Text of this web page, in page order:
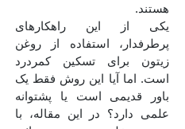
هستند.
یکی از این راهکارهای
پرطرفدار، استفاده از روغن
زیتون برای تسکین کمردرد
است. اما آیا این روش فقط یک
باور قدیمی است یا پشتوانه
علمی دارد؟ در این مقاله، با